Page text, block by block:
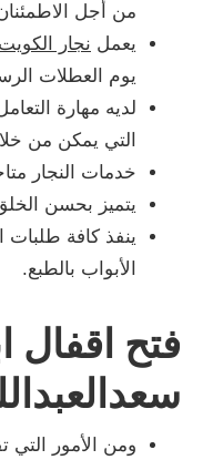
من أجل
يعمل نجار الكويت
يوم العطلات
لديه مهارة
التي يمكن من
خدمات النجار
يتميز بحسن
ينفذ كافة طلبات
الأبواب بالطبع.
فتح اقفال
ومن الأمور التي